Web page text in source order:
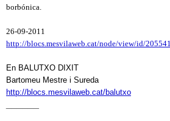
borbónica.
26-09-2011
http://blocs.mesvilaweb.cat/node/view/id/205541
En BALUTXO DIXIT
Bartomeu Mestre i Sureda
http://blocs.mesvilaweb.cat/balutxo